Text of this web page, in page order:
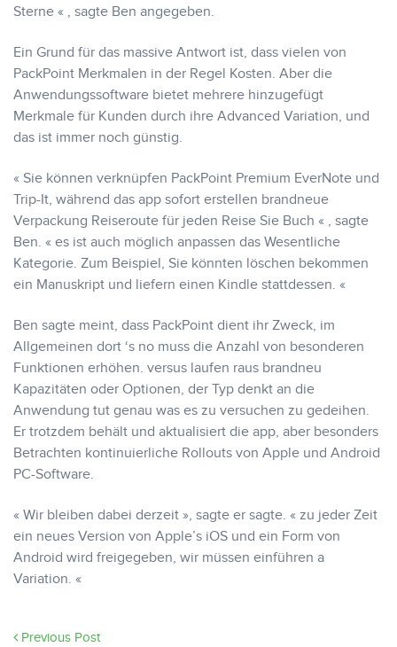
Sterne « , sagte Ben angegeben.
Ein Grund für das massive Antwort ist, dass vielen von
PackPoint Merkmalen in der Regel Kosten. Aber die
Anwendungssoftware bietet mehrere hinzugefügt
Merkmale für Kunden durch ihre Advanced Variation, und
das ist immer noch günstig.
« Sie können verknüpfen PackPoint Premium EverNote und
Trip-It, während das app sofort erstellen brandneue
Verpackung Reiseroute für jeden Reise Sie Buch « , sagte
Ben. « es ist auch möglich anpassen das Wesentliche
Kategorie. Zum Beispiel, Sie könnten löschen bekommen
ein Manuskript und liefern einen Kindle stattdessen. «
Ben sagte meint, dass PackPoint dient ihr Zweck, im
Allgemeinen dort ‘s no muss die Anzahl von besonderen
Funktionen erhöhen. versus laufen raus brandneu
Kapazitäten oder Optionen, der Typ denkt an die
Anwendung tut genau was es zu versuchen zu gedeihen.
Er trotzdem behält und aktualisiert die app, aber besonders
Betrachten kontinuierliche Rollouts von Apple und Android
PC-Software.
« Wir bleiben dabei derzeit », sagte er sagte. « zu jeder Zeit
ein neues Version von Apple’s iOS und ein Form von
Android wird freigegeben, wir müssen einführen a
Variation. «
Previous Post